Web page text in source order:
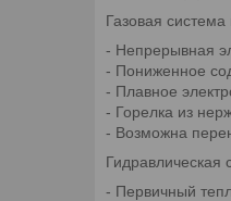
Газовая система
- Непрерывная
- Пониженное
- Плавное
- Горелка из
- Возможна
Гидравлическая
- Первичный